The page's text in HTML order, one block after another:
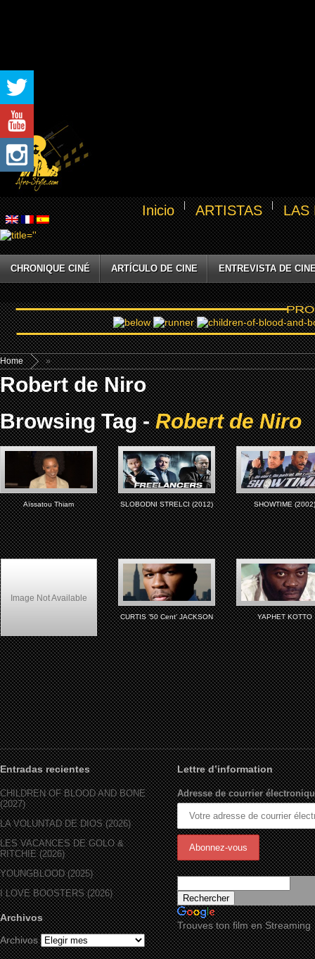
Inicio ARTISTAS LAS
CHRONIQUE CINÉ ARTÍCULO DE CINE ENTREVISTA DE
Home »
Robert de Niro
Browsing Tag -Robert de Niro
Aïssatou Thiam SLOBODNI STRELCI (2012) SHOWTIME (2002)
Image Not Available
(Français) Il était une fois le
Bronx (1994)
CURTIS ’50 Cent’ JACKSON YAPHET KOTTO
Entradas recientes
CHILDREN OF BLOOD AND BONE
(2027)
LA VOLUNTAD DE DIOS (2026)
LES VACANCES DE GOLO &
RITCHIE (2026)
YOUNGBLOOD (2025)
I LOVE BOOSTERS (2026)
Archivos
Archivos
Lettre d’information
Adresse de courrier
Trouves ton film en Streaming